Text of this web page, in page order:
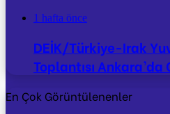
1 hafta önce
DEİK/Türkiye-Irak
Toplantısı
En Çok Görüntülenenler